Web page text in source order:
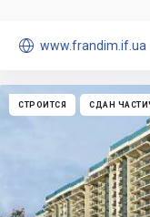
 www.frandim.if.ua
СТРОИТСЯ СДАН